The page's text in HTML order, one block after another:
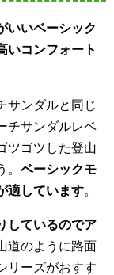
いいベーシック
いコンフォート
サンダルと同じ
チサンダルレベ
ツゴツした登山
ベーシックモ
適しています。
しているのでア
道のように路面
リーズがおすす